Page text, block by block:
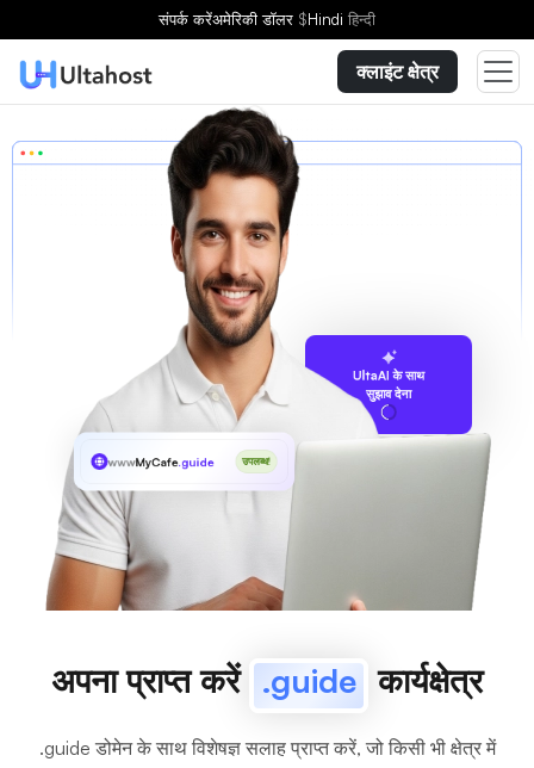
संपर्क करेंअमेरिकी डॉलर $Hindi हिन्दी
क्लाइंट क्षेत्र
UltaAI के साथ
सुझाव देना
wwwMyCafe.guide उपलब्ध!
अपना प्राप्त करें .guide कार्यक्षेत्र
.guide डोमेन के साथ विशेषज्ञ सलाह प्राप्त करें, जो किसी भी क्षेत्र में